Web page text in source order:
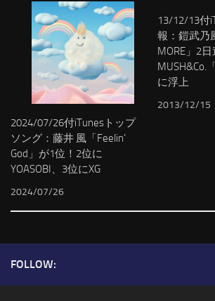
2024/07/26付iTunesトップ
ソング：藤井 風「Feelin’
God」が1位！2位に
YOASOBI、3位にXG
2024/07/26
13/12/13付
報：鎧武乃
MORE」2日
MUSH&Co.
に浮上
2013/12/15
FOLLOW: